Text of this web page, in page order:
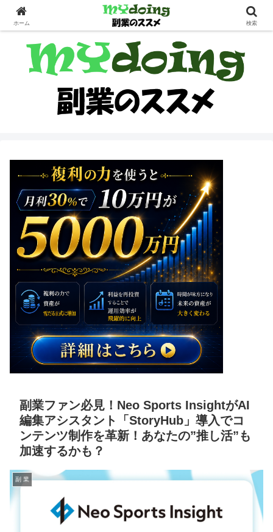
副業界隈
副業ファン必見！Neo Sports InsightがAI
編集アシスタント「StoryHub」導入でコ
ンテンツ制作を革新！あなたの”推し活”も
加速するかも？
副 業
ホーム 検索